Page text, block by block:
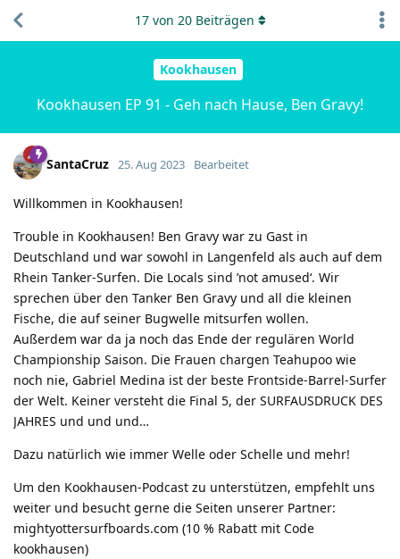
Kookhausen
Kookhausen EP 91 - Geh nach Hause, Ben Gravy!
17von 20Beiträgen
SantaCruz 25. Aug 2023 Bearbeitet
Willkommen in Kookhausen!
Trouble in Kookhausen! Ben Gravy war zu Gast in
Deutschland und war sowohl in Langenfeld als auch auf dem
Rhein Tanker-Surfen. Die Locals sind ’not amused‘. Wir
sprechen über den Tanker Ben Gravy und all die kleinen
Fische, die auf seiner Bugwelle mitsurfen wollen.
Außerdem war da ja noch das Ende der regulären World
Championship Saison. Die Frauen chargen Teahupoo wie
noch nie, Gabriel Medina ist der beste Frontside-Barrel-Surfer
der Welt. Keiner versteht die Final 5, der SURFAUSDRUCK DES
JAHRES und und und…
Dazu natürlich wie immer Welle oder Schelle und mehr!
Um den Kookhausen-Podcast zu unterstützen, empfehlt uns
weiter und besucht gerne die Seiten unserer Partner:
mightyottersurfboards.com (10 % Rabatt mit Code
kookhausen)